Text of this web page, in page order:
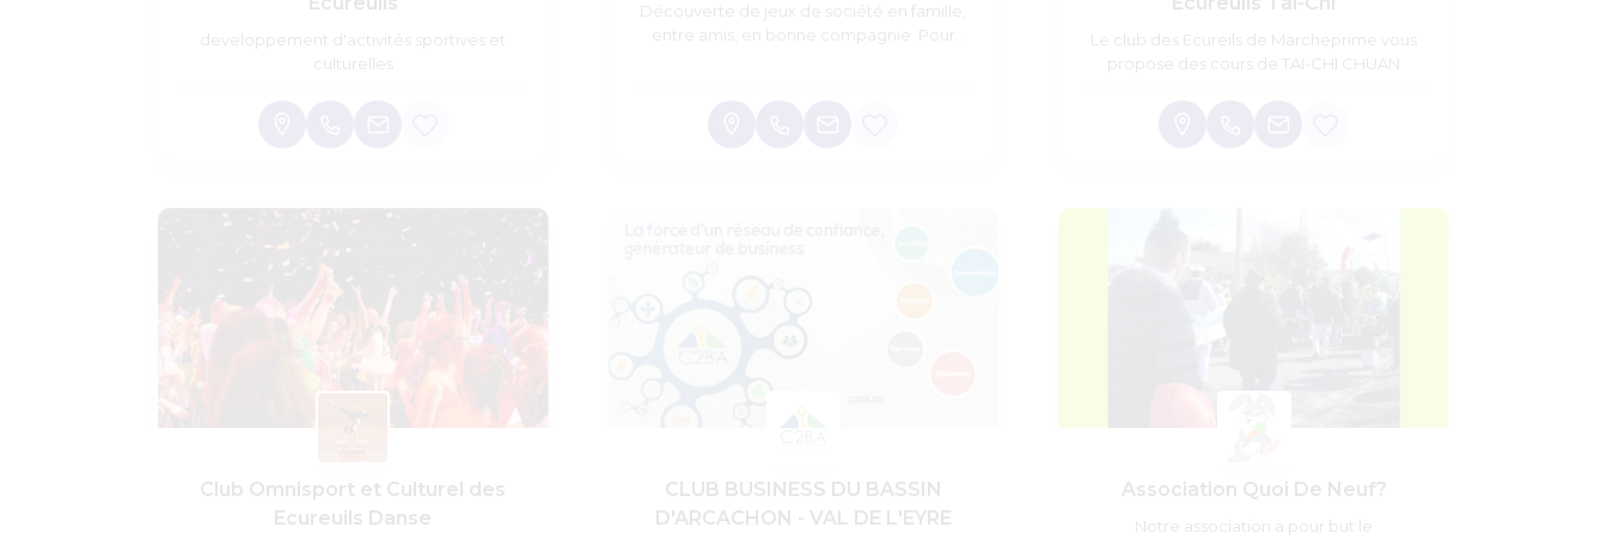
developpement d'activités sportives et
culturelles
Découverte de jeux de société en famille,
entre amis, en bonne compagnie. Pour
Le club des Ecureils de Marcheprime vous
propose des cours de TAI-CHI CHUAN
Club Omnisport et Culturel des
Ecureuils Danse
CLUB BUSINESS DU BASSIN
D'ARCACHON - VAL DE L'EYRE
Association Quoi De Neuf?
Notre association a pour but le